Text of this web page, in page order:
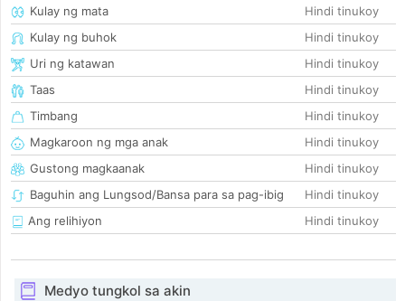
Kulay ng mata
Hindi tinukoy
Kulay ng buhok
Hindi tinukoy
Uri ng katawan
Hindi tinukoy
Taas
Hindi tinukoy
Timbang
Hindi tinukoy
Magkaroon ng mga anak
Hindi tinukoy
Gustong magkaanak
Hindi tinukoy
Baguhin ang Lungsod/Bansa para sa pag-ibig
Hindi tinukoy
Ang relihiyon
Hindi tinukoy
Medyo tungkol sa akin